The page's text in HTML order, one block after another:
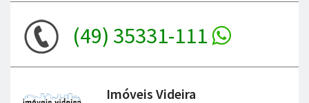
(49) 35331-111
Imóveis Videira